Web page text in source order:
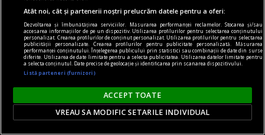
Filipe Coelho, după egalul Universității Craiova în
Finlanda: „Nu e un rezultat rău”. Ce l-a
Atât noi, cât și partenerii noștri prelucrăm datele pentru a oferi:
Dezvoltarea și îmbunătățirea serviciilor. Măsurarea performanței reclamelor. Stocarea și/sau
accesarea informațiilor de pe un dispozitiv. Utilizarea profilurilor pentru selectarea conținutului
personalizat. Crearea profilurilor de conținut personalizat. Utilizarea profilurilor pentru selectarea
publicității personalizate. Crearea profilurilor pentru publicitate personalizată. Măsurarea
performanței conținutului. Înțelegerea publicului prin statistici sau combinații de date din surse
diferite. Utilizarea de date limitate pentru a selecta publicitatea. Utilizarea datelor limitate pentru
a selecta conținutul. Date precise de geolocație și identificarea prin scanarea dispozitivului.
Listă parteneri (furnizori)
ACCEPT TOATE
VREAU SA MODIFIC SETARILE INDIVIDUAL